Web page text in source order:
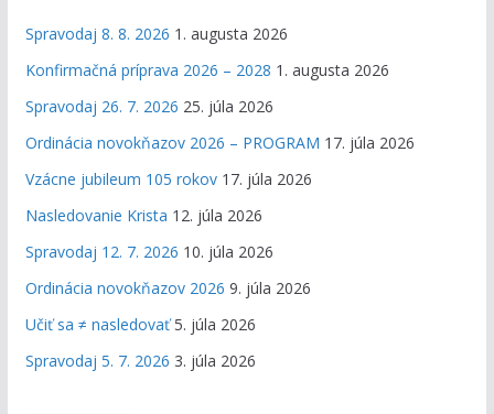
Spravodaj 8. 8. 2026 1. augusta 2026
Konfirmačná príprava 2026 – 2028 1. augusta 2026
Spravodaj 26. 7. 2026 25. júla 2026
Ordinácia novokňazov 2026 – PROGRAM 17. júla 2026
Vzácne jubileum 105 rokov 17. júla 2026
Nasledovanie Krista 12. júla 2026
Spravodaj 12. 7. 2026 10. júla 2026
Ordinácia novokňazov 2026 9. júla 2026
Učiť sa ≠ nasledovať 5. júla 2026
Spravodaj 5. 7. 2026 3. júla 2026